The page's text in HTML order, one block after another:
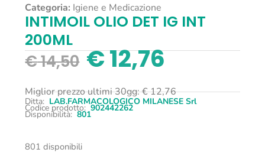
Categoria: Igiene e Medicazione
INTIMOIL OLIO DET IG INT
200ML
€14,50 €12,76
Miglior prezzo ultimi 30gg:€12,76
Ditta: LAB.FARMACOLOGICO MILANESE Srl
Codice prodotto: 902442262
Disponibilità: 801
801 disponibili